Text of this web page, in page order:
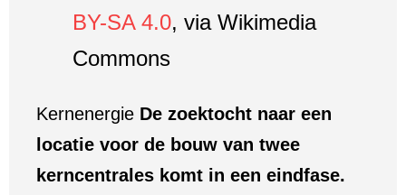
BY-SA 4.0, via Wikimedia
Commons
Kernenergie De zoektocht naar een
locatie voor de bouw van twee
kerncentrales komt in een eindfase.